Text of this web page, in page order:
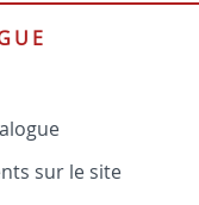
sur le site